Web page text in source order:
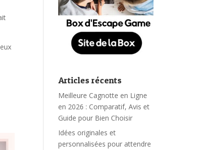
Articles récents
Meilleure Cagnotte en Ligne
en 2026 : Comparatif, Avis et
Guide pour Bien Choisir
Idées originales et
personnalisées pour attendre